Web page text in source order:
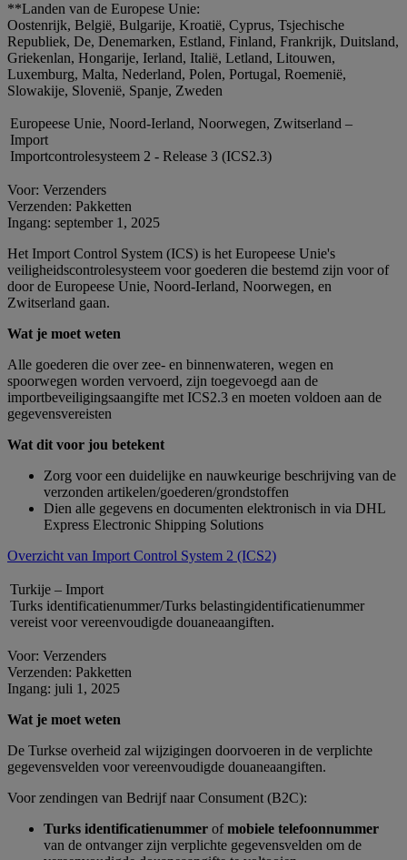
**Landen van de Europese Unie:
Oostenrijk, België, Bulgarije, Kroatië, Cyprus, Tsjechische
Republiek, De, Denemarken, Estland, Finland, Frankrijk, Duitsland,
Griekenlan, Hongarije, Ierland, Italië, Letland, Litouwen,
Luxemburg, Malta, Nederland, Polen, Portugal, Roemenië,
Slowakije, Slovenië, Spanje, Zweden
Europeese Unie, Noord-Ierland, Noorwegen, Zwitserland –
Import
Importcontrolesysteem 2 - Release 3 (ICS2.3)
Voor: Verzenders
Verzenden: Pakketten
Ingang: september 1, 2025
Het Import Control System (ICS) is het Europeese Unie's
veiligheidscontrolesysteem voor goederen die bestemd zijn voor of
door de Europeese Unie, Noord-Ierland, Noorwegen, en
Zwitserland gaan.
Wat je moet weten
Alle goederen die over zee- en binnenwateren, wegen en
spoorwegen worden vervoerd, zijn toegevoegd aan de
importbeveiligingsaangifte met ICS2.3 en moeten voldoen aan de
gegevensvereisten
Wat dit voor jou betekent
Zorg voor een duidelijke en nauwkeurige beschrijving van de
verzonden artikelen/goederen/grondstoffen
Dien alle gegevens en documenten elektronisch in via DHL
Express Electronic Shipping Solutions
Overzicht van Import Control System 2 (ICS2)
Turkije – Import
Turks identificatienummer/Turks belastingidentificatienummer
vereist voor vereenvoudigde douaneaangiften.
Voor: Verzenders
Verzenden: Pakketten
Ingang: juli 1, 2025
Wat je moet weten
De Turkse overheid zal wijzigingen doorvoeren in de verplichte
gegevensvelden voor vereenvoudigde douaneaangiften.
Voor zendingen van Bedrijf naar Consument (B2C):
Turks identificatienummer ofmobiele telefoonnummer
van de ontvanger zijn verplichte gegevensvelden om de